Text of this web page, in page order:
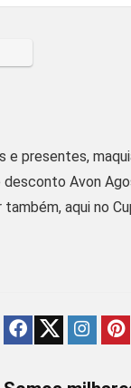
presentes,
Avon
aqui no